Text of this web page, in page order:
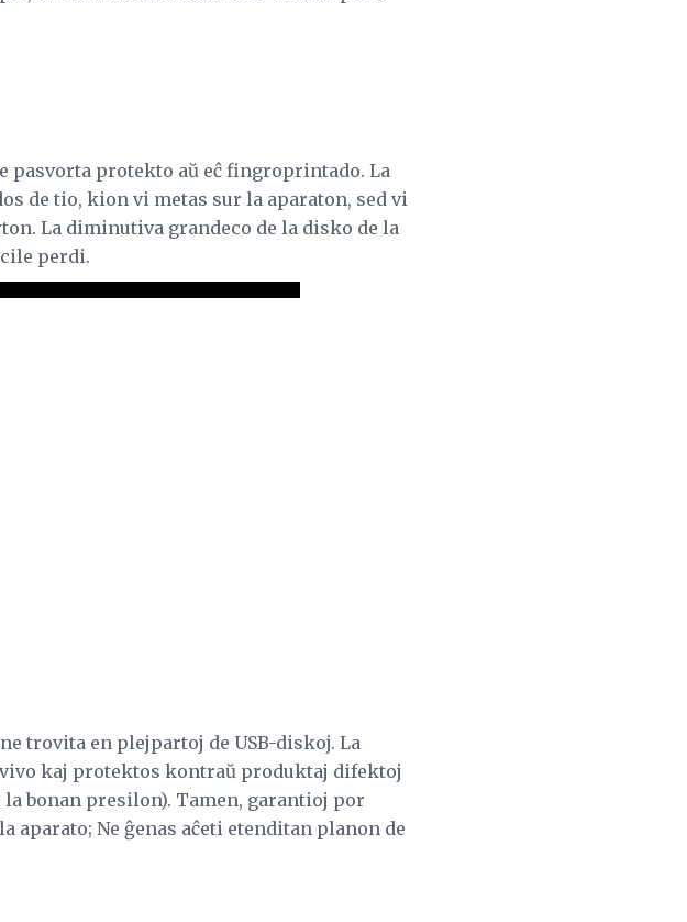
pasvorta protekto aŭ eĉ fingroprintado. La
de tio, kion vi metas sur la aparaton, sed vi
La diminutiva grandeco de la disko de la
perdi.
trovita en plejpartoj de USB-diskoj. La
kaj protektos kontraŭ produktaj difektoj
bonan presilon). Tamen, garantioj por
Ne ĝenas aĉeti etenditan planon de